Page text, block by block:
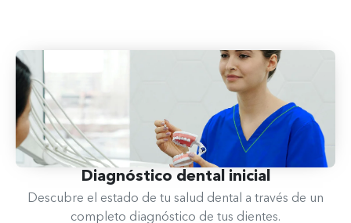
Diagnóstico dental​ inicial
Descubre el estado de tu salud dental a través de un
completo diagnóstico de tus dientes.